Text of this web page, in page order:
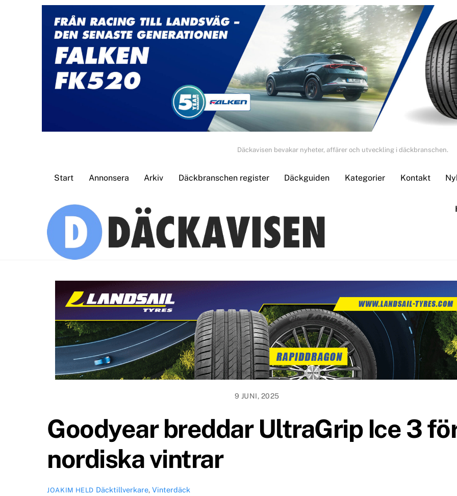
Däckavisen bevakar nyheter, affärer och utveckling i däckbranschen.
Start Annonsera Arkiv Däckbranschen register Däckguiden Kategorier Kontakt
9 JUNI, 2025
Goodyear breddar UltraGrip Ice 3
nordiska vintrar
JOAKIM HELD Däcktillverkare,Vinterdäck